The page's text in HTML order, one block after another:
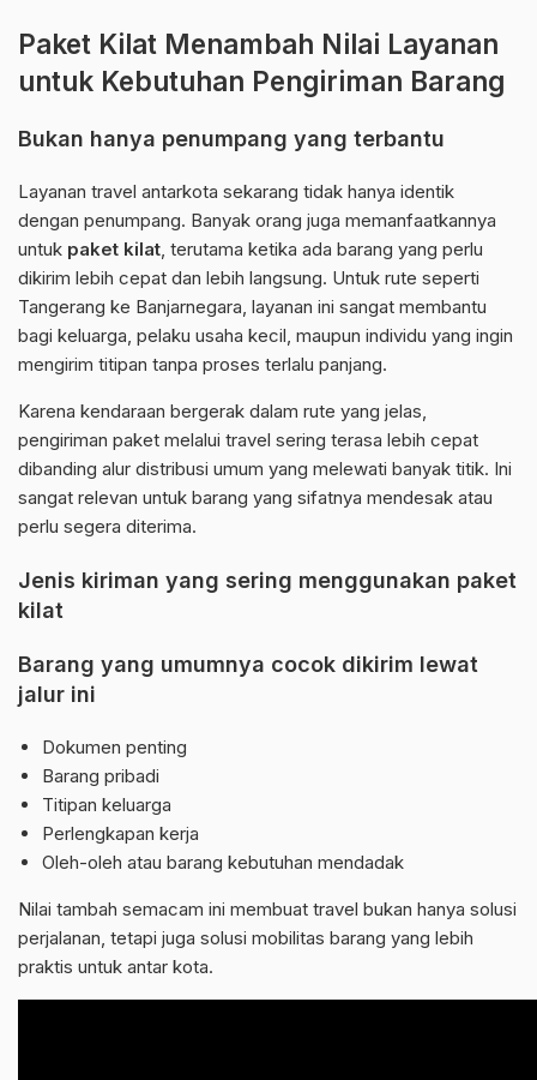
Paket Kilat Menambah Nilai Layanan
untuk Kebutuhan Pengiriman Barang
Bukan hanya penumpang yang terbantu
Layanan travel antarkota sekarang tidak hanya identik
dengan penumpang. Banyak orang juga memanfaatkannya
untuk paket kilat, terutama ketika ada barang yang perlu
dikirim lebih cepat dan lebih langsung. Untuk rute seperti
Tangerang ke Banjarnegara, layanan ini sangat membantu
bagi keluarga, pelaku usaha kecil, maupun individu yang ingin
mengirim titipan tanpa proses terlalu panjang.
Karena kendaraan bergerak dalam rute yang jelas,
pengiriman paket melalui travel sering terasa lebih cepat
dibanding alur distribusi umum yang melewati banyak titik. Ini
sangat relevan untuk barang yang sifatnya mendesak atau
perlu segera diterima.
Jenis kiriman yang sering menggunakan paket
kilat
Barang yang umumnya cocok dikirim lewat
jalur ini
Dokumen penting
Barang pribadi
Titipan keluarga
Perlengkapan kerja
Oleh-oleh atau barang kebutuhan mendadak
Nilai tambah semacam ini membuat travel bukan hanya solusi
perjalanan, tetapi juga solusi mobilitas barang yang lebih
praktis untuk antar kota.